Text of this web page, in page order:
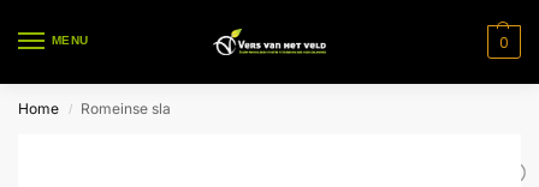
MENU 0
Home / Romeinse sla